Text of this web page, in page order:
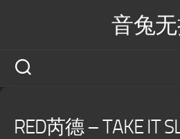
音兔
RED芮德 – TAKE IT